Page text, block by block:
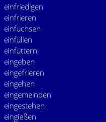
einfriedigen
einfrieren
einfuchsen
einfüllen
einfüttern
eingeben
eingefrieren
eingehen
eingemeinden
eingestehen
eingießen